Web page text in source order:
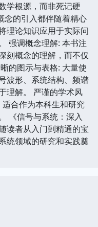
学根源，而非死记硬
念的引入都伴随着精心
理论知识应用于实际问
强调概念理解: 本书注
刻概念的理解，而不仅
的图示与表格: 大量使
波形、系统结构、频谱
理解。 严谨的学术风
合作为本科生和研究
《信号与系统：深入
读者从入门到精通的宝
统领域的研究和实践奠